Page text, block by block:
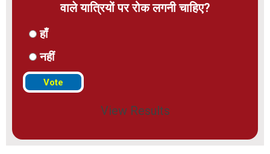
वाले यात्रियों पर रोक लगनी चाहिए?
हाँ
नहीं
View Results